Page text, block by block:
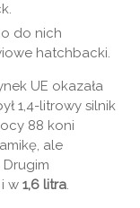
do nich
hatchbacki.
UE okazała
1,4-litrowy silnik
88 koni
ale
i w 1,6 litra.